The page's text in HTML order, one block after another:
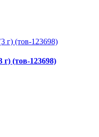
(тов-123698)